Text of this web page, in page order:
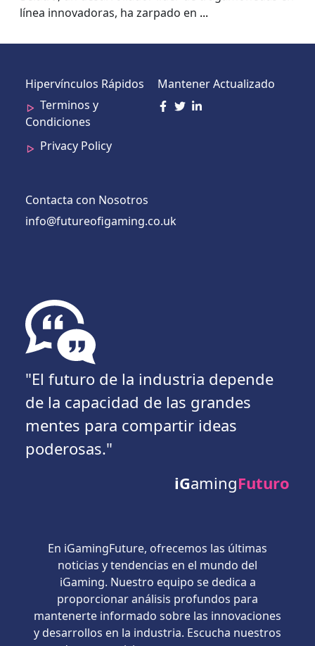
línea innovadoras, ha zarpado en ...
Hipervínculos Rápidos
Terminos y
Condiciones
Privacy Policy
Mantener Actualizado
Contacta con Nosotros
info@futureofigaming.co.uk
"El futuro de la industria depende
de la capacidad de las grandes
mentes para compartir ideas
poderosas."
iGamingFuturo
En iGamingFuture, ofrecemos las últimas
noticias y tendencias en el mundo del
iGaming. Nuestro equipo se dedica a
proporcionar análisis profundos para
mantenerte informado sobre las innovaciones
y desarrollos en la industria. Escucha nuestros